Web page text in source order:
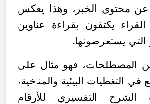
عن محتوى الخبر، وهذا يعكس
القراء يكتفون بقراءة عناوين
التي يستعرضونها.
المصطلحات، فهو مثال على
في التغطيات البيئية والمناخية،
التفسيري للأرقام